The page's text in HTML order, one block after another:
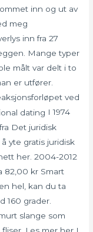
inn og ut av
meg
inn fra 27
Mange typer
målt var delt i to
er utfører.
ved
I 1974
Det juridisk
yte gratis juridisk
her. 2004-2012
82,00 kr Smart
hel, kan du ta
160 grader.
slange som